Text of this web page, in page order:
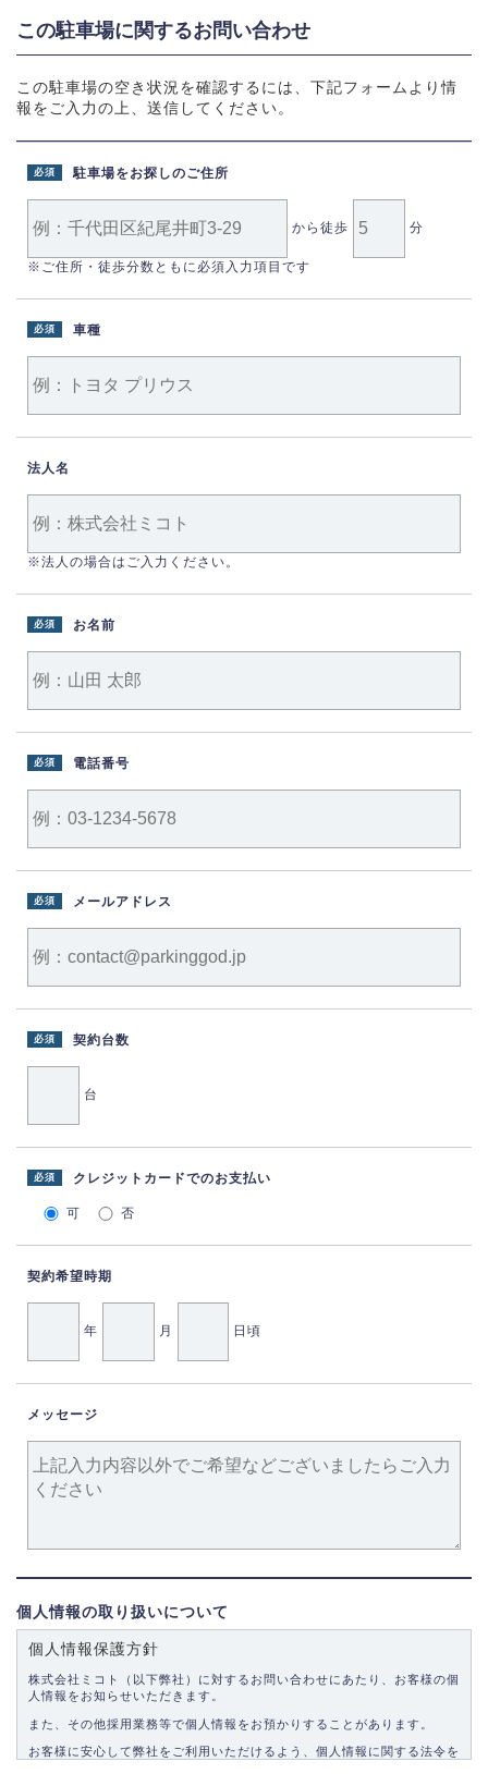
この駐車場に関するお問い合わせ
この駐車場の空き状況を確認するには、下記フォームより情
報をご入力の上、送信してください。
駐車場をお探しのご住所
必須
から徒歩 分
※ご住所・徒歩分数ともに必須入力項目です
車種
必須
法人名
※法人の場合はご入力ください。
お名前
必須
電話番号
必須
メールアドレス
必須
契約台数
必須
台
クレジットカードでのお支払い
必須
可 否
契約希望時期
年 月 日頃
メッセージ
個人情報の取り扱いについて
個人情報保護方針
株式会社ミコト（以下弊社）に対するお問い合わせにあたり、お客様の個
人情報をお知らせいただきます。
また、その他採用業務等で個人情報をお預かりすることがあります。
お客様に安心して弊社をご利用いただけるよう、個人情報に関する法令を